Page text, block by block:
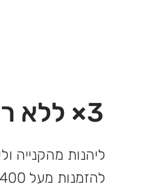
3× ללא ריבית
להזמנות מעל 400 ש"ח.